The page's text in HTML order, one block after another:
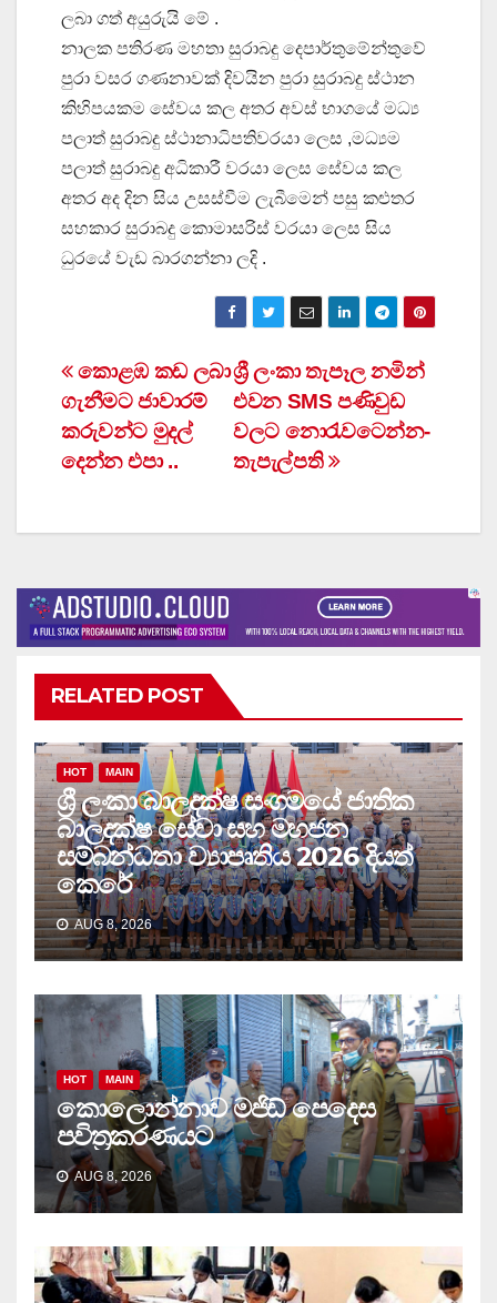
ලබා ගත් අයුරුයි මේ .
නාලක පතිරණ මහතා සුරාබදු දෙපාර්තුමේන්තුවේ
පුරා වසර ගණනාවක් දිවයින පුරා සුරාබදු ස්ථාන
කිහිපයකම සේවය කල අතර අවස් භාගයේ මධ්‍ය
පලාත් සුරාබදු ස්ථානාධිපතිවරයා ලෙස ,මධ්‍යම
පලාත් සුරාබදු අධිකාරී වරයා ලෙස සේවය කල
අතර අද දින සිය උසස්වීම ලැබීමෙන් පසු කළුතර
සහකාර සුරාබදු කොමාසරිස් වරයා ලෙස සිය
ධුරයේ වැඩ බාරගන්නා ලදි .
Post
navigation
ශ්‍රී ලංකා තැපෑල නමින්
එවන SMS පණිවුඩ
වලට නොරැවටෙන්න-
තැපැල්පති
කොළඹ කඩ ලබා
ගැනීමට ජාවාරම්
කරුවන්ට මුදල්
දෙන්න එපා ..
RELATED POST
HOT MAIN
ශ්‍රී ලංකා බාලදක්ෂ සංගමයේ ජාතික
බාලදක්ෂ සේවා සහ මහජන
සම්බන්ධතා ව්‍යාපෘතිය 2026 දියත්
කෙරේ
AUG 8, 2026
HOT MAIN
කොලොන්නාව මජිඩ් පෙදෙස
පවිත්‍රකරණයට
AUG 8, 2026